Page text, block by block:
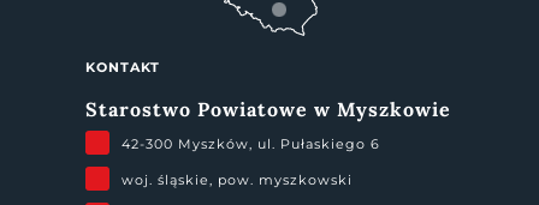
KONTAKT
Starostwo Powiatowe w Myszkowie
42-300 Myszków, ul. Pułaskiego 6
woj. śląskie, pow. myszkowski